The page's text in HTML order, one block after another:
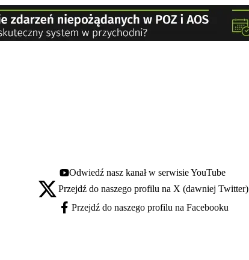
Youtube - otwiera się w nowej karcie
Odwiedź nasz kanał w serwisie YouTube
X - otwiera się w nowej karcie
Przejdź do naszego profilu na X (dawniej Twitter)
Facebook - otwiera się w nowej karcie
Przejdź do naszego profilu na Facebooku